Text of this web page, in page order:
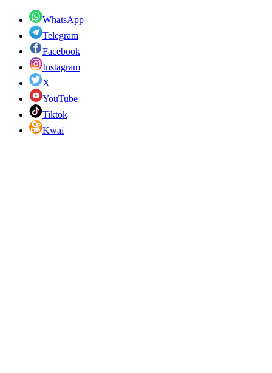
WhatsApp
Telegram
Facebook
Instagram
X
YouTube
Tiktok
Kwai